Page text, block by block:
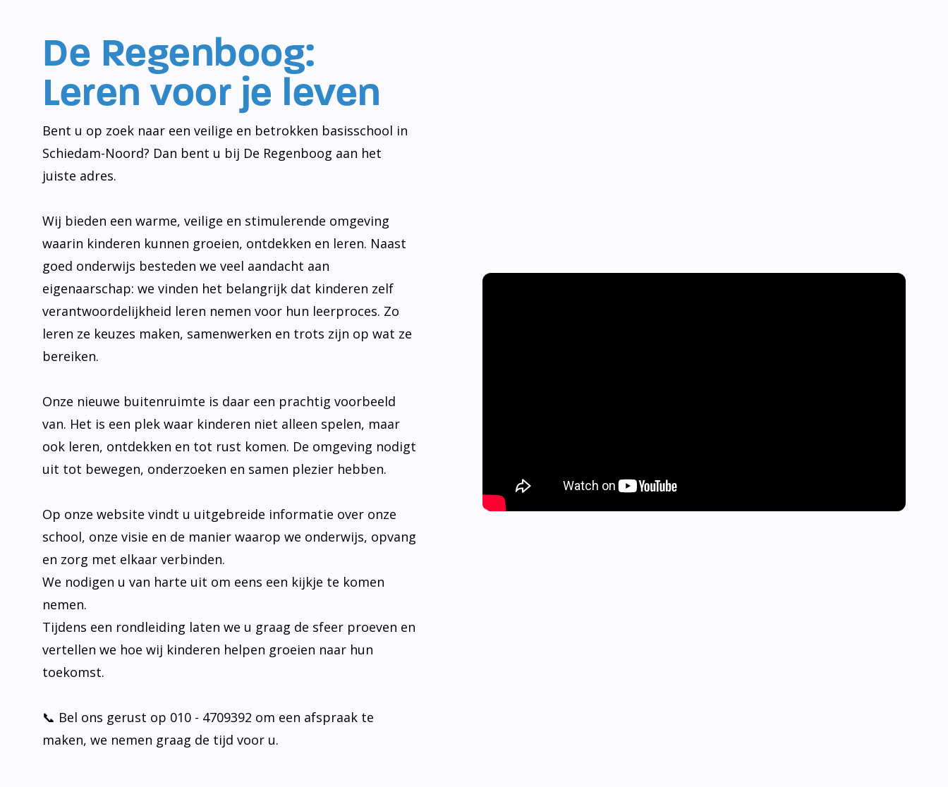
De Regenboog:
Leren voor je leven
Bent u op zoek naar een veilige en betrokken basisschool in
Schiedam-Noord? Dan bent u bij De Regenboog aan het
juiste adres.
Wij bieden een warme, veilige en stimulerende omgeving
waarin kinderen kunnen groeien, ontdekken en leren. Naast
goed onderwijs besteden we veel aandacht aan
eigenaarschap: we vinden het belangrijk dat kinderen zelf
verantwoordelijkheid leren nemen voor hun leerproces. Zo
leren ze keuzes maken, samenwerken en trots zijn op wat ze
bereiken.
Onze nieuwe buitenruimte is daar een prachtig voorbeeld
van. Het is een plek waar kinderen niet alleen spelen, maar
ook leren, ontdekken en tot rust komen. De omgeving nodigt
uit tot bewegen, onderzoeken en samen plezier hebben.
Op onze website vindt u uitgebreide informatie over onze
school, onze visie en de manier waarop we onderwijs, opvang
en zorg met elkaar verbinden.
We nodigen u van harte uit om eens een kijkje te komen
nemen.
Tijdens een rondleiding laten we u graag de sfeer proeven en
vertellen we hoe wij kinderen helpen groeien naar hun
toekomst.
📞 Bel ons gerust op 010 - 4709392 om een afspraak te
maken, we nemen graag de tijd voor u.